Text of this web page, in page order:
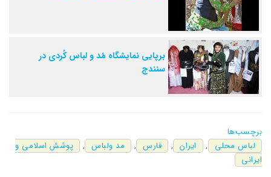
برپایی نمایشگاه مُد و لباس کُردی در
سنندج
برچسب‌ها
لباس محلی
, ایران , فارس , مد ولباس ,
پوشش اسلامی و
ایرانی